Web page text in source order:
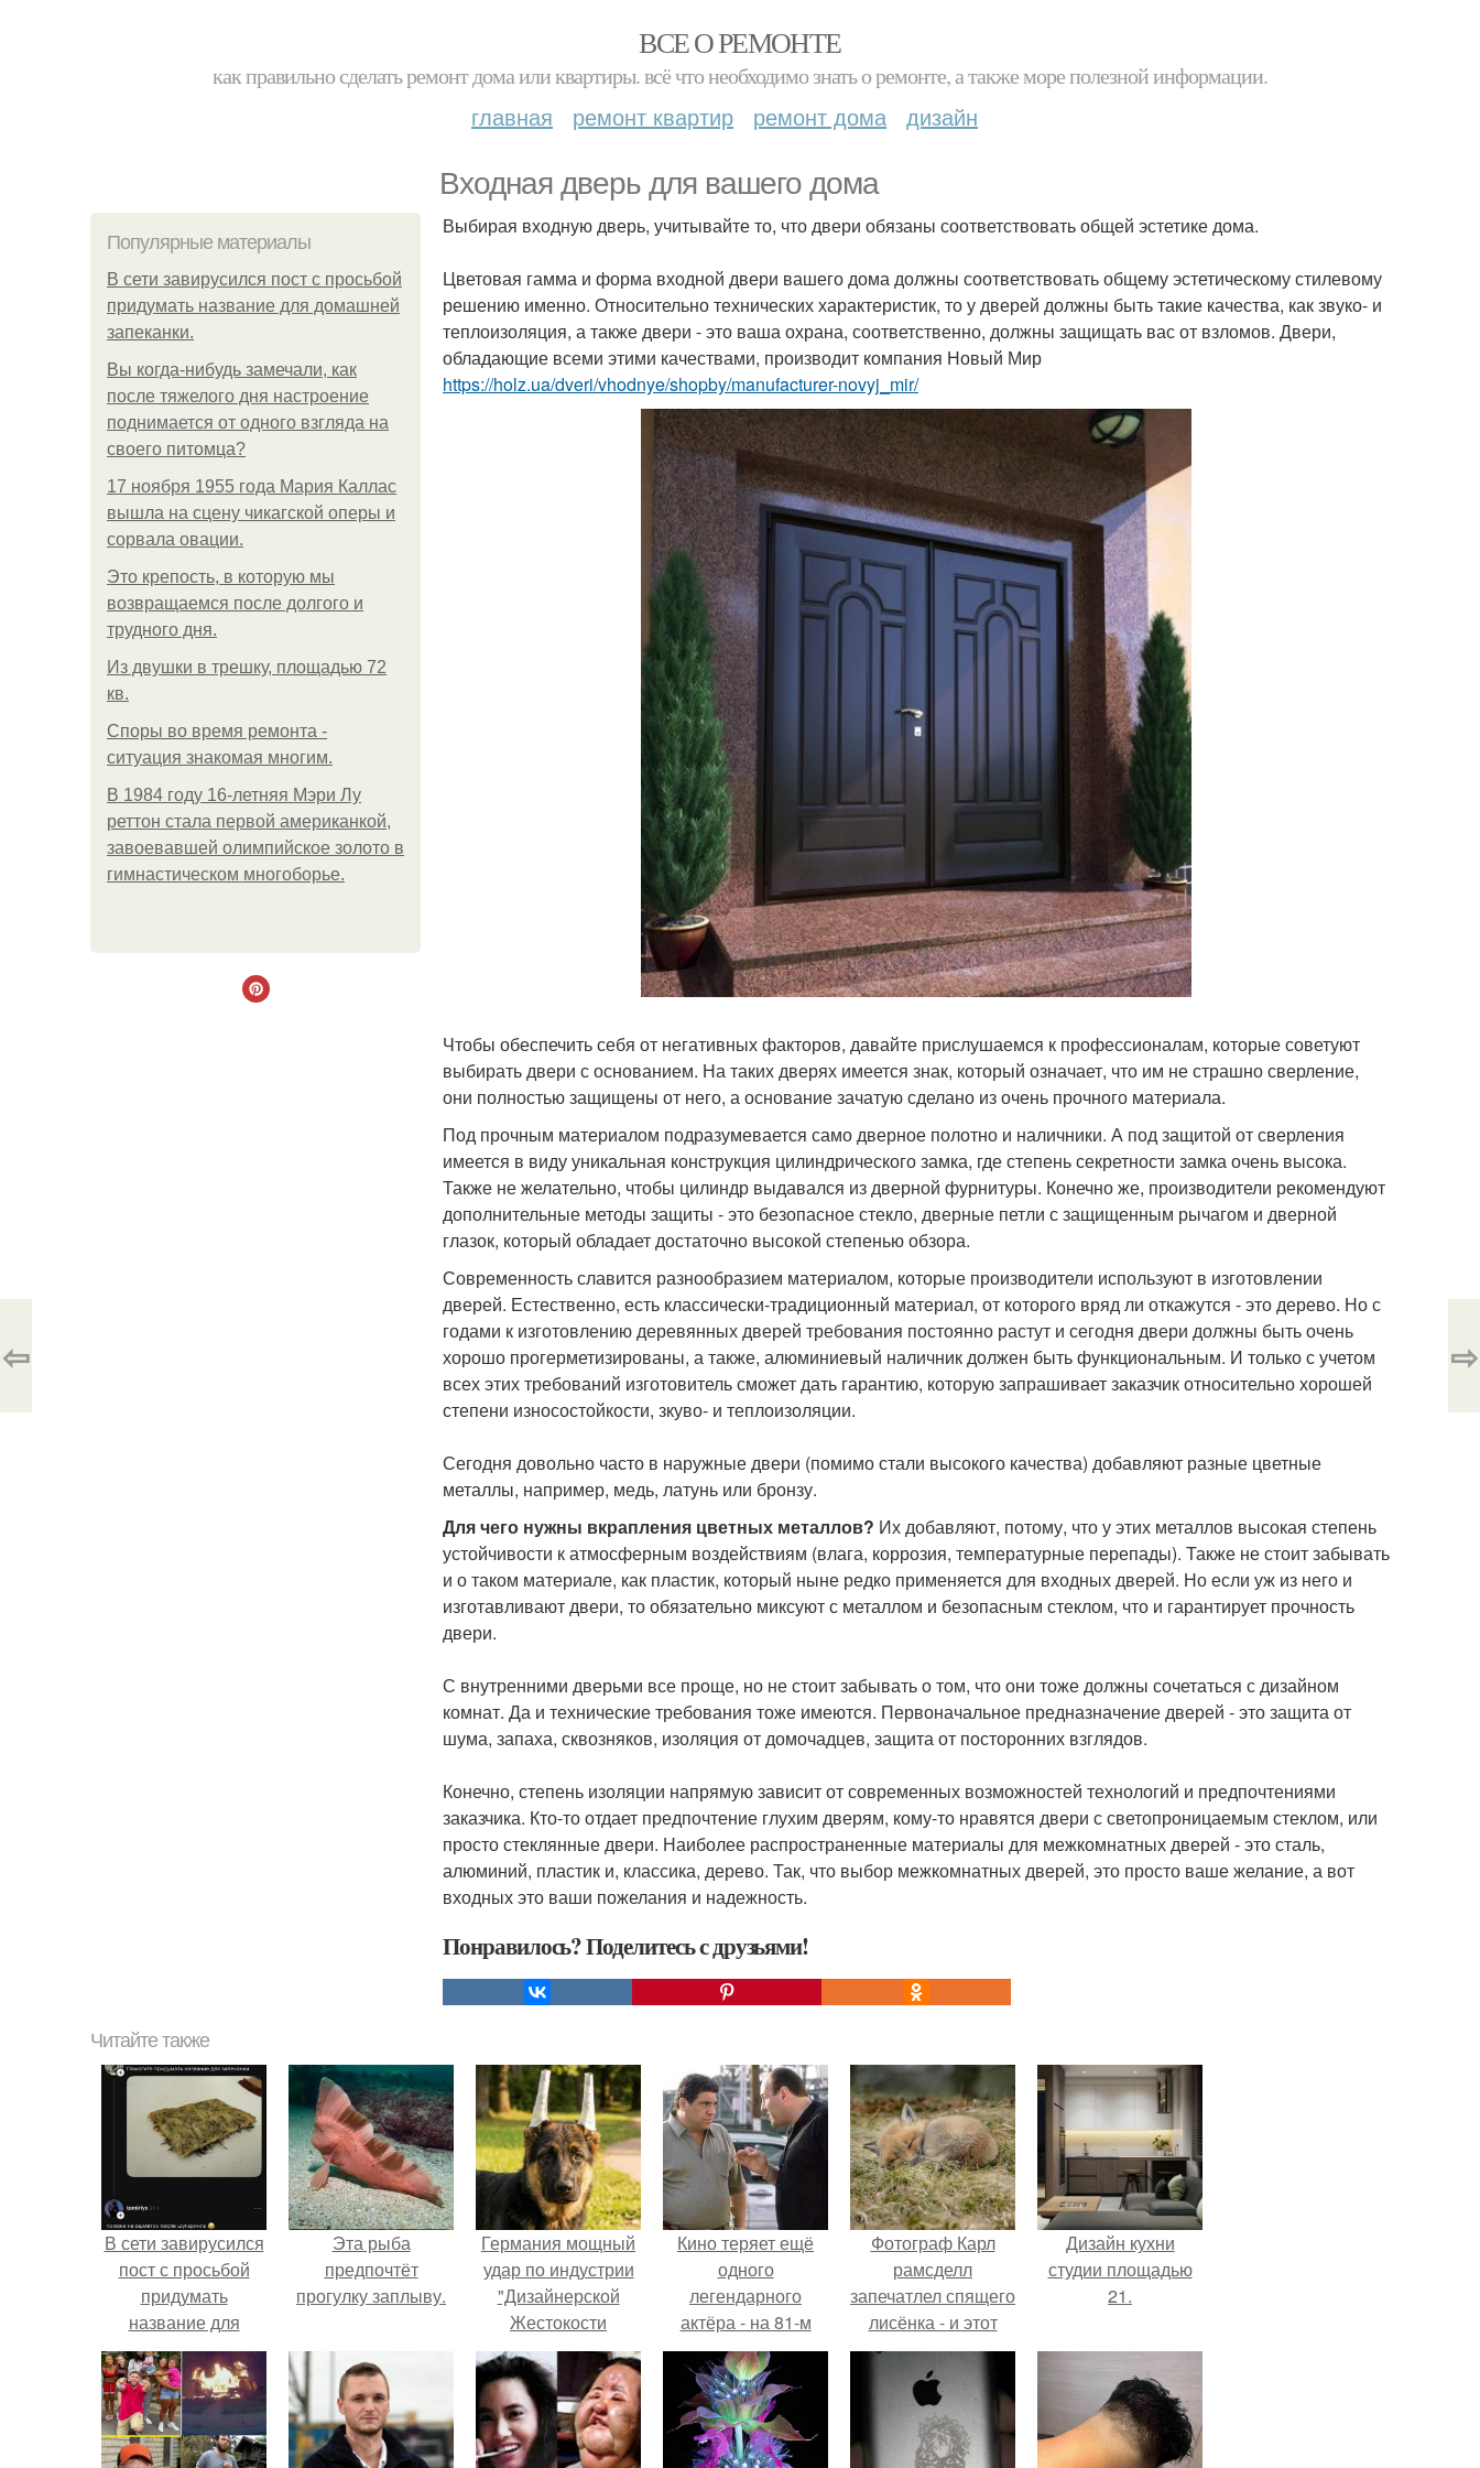
ВСЕ О РЕМОНТЕ
как правильно сделать ремонт дома или квартиры. всё что необходимо знать о ремонте, а также море полезной информации.
главная ремонт квартир ремонт дома дизайн
Входная дверь для вашего дома
Популярные материалы
В сети завирусился пост с просьбой
придумать название для домашней
запеканки.
Вы когда-нибудь замечали, как
после тяжелого дня настроение
поднимается от одного взгляда на
своего питомца?
17 ноября 1955 года Мария Каллас
вышла на сцену чикагской оперы и
сорвала овации.
Это крепость, в которую мы
возвращаемся после долгого и
трудного дня.
Из двушки в трешку, площадью 72
кв.
Споры во время ремонта -
ситуация знакомая многим.
В 1984 году 16-летняя Мэри Лу
реттон стала первой американкой,
завоевавшей олимпийское золото в
гимнастическом многоборье.
Выбирая входную дверь, учитывайте то, что двери обязаны соответствовать общей эстетике дома.
Цветовая гамма и форма входной двери вашего дома должны соответствовать общему эстетическому стилевому
решению именно. Относительно технических характеристик, то у дверей должны быть такие качества, как звуко- и
теплоизоляция, а также двери - это ваша охрана, соответственно, должны защищать вас от взломов. Двери,
обладающие всеми этими качествами, производит компания Новый Мир
https://holz.ua/dveri/vhodnye/shopby/manufacturer-novyj_mir/
Чтобы обеспечить себя от негативных факторов, давайте прислушаемся к профессионалам, которые советуют
выбирать двери с основанием. На таких дверях имеется знак, который означает, что им не страшно сверление,
они полностью защищены от него, а основание зачатую сделано из очень прочного материала.
Под прочным материалом подразумевается само дверное полотно и наличники. А под защитой от сверления
имеется в виду уникальная конструкция цилиндрического замка, где степень секретности замка очень высока.
Также не желательно, чтобы цилиндр выдавался из дверной фурнитуры. Конечно же, производители рекомендуют
дополнительные методы защиты - это безопасное стекло, дверные петли с защищенным рычагом и дверной
глазок, который обладает достаточно высокой степенью обзора.
Современность славится разнообразием материалом, которые производители используют в изготовлении
дверей. Естественно, есть классически-традиционный материал, от которого вряд ли откажутся - это дерево. Но с
годами к изготовлению деревянных дверей требования постоянно растут и сегодня двери должны быть очень
хорошо прогерметизированы, а также, алюминиевый наличник должен быть функциональным. И только с учетом
всех этих требований изготовитель сможет дать гарантию, которую запрашивает заказчик относительно хорошей
степени износостойкости, зкуво- и теплоизоляции.
Сегодня довольно часто в наружные двери (помимо стали высокого качества) добавляют разные цветные
металлы, например, медь, латунь или бронзу.
Для чего нужны вкрапления цветных металлов? Их добавляют, потому, что у этих металлов высокая степень
устойчивости к атмосферным воздействиям (влага, коррозия, температурные перепады). Также не стоит забывать
и о таком материале, как пластик, который ныне редко применяется для входных дверей. Но если уж из него и
изготавливают двери, то обязательно миксуют с металлом и безопасным стеклом, что и гарантирует прочность
двери.
С внутренними дверьми все проще, но не стоит забывать о том, что они тоже должны сочетаться с дизайном
комнат. Да и технические требования тоже имеются. Первоначальное предназначение дверей - это защита от
шума, запаха, сквозняков, изоляция от домочадцев, защита от посторонних взглядов.
Конечно, степень изоляции напрямую зависит от современных возможностей технологий и предпочтениями
заказчика. Кто-то отдает предпочтение глухим дверям, кому-то нравятся двери с светопроницаемым стеклом, или
просто стеклянные двери. Наиболее распространенные материалы для межкомнатных дверей - это сталь,
алюминий, пластик и, классика, дерево. Так, что выбор межкомнатных дверей, это просто ваше желание, а вот
входных это ваши пожелания и надежность.
Понравилось? Поделитесь с друзьями!
⇦ ⇨
Читайте также
В сети завирусился
пост с просьбой
придумать
название для
домашней
запеканки.
Эта рыба
предпочтёт
прогулку заплыву.
Германия мощный
удар по индустрии
"Дизайнерской
Жестокости
нанесла".
Кино теряет ещё
одного
легендарного
актёра - на 81-м
году жизни не стало
Винсента пасторе.
Фотограф Карл
рамсделл
запечатлел спящего
лисёнка - и этот
кадр способен
растопить даже
самое суровое
сердце.
Дизайн кухни
студии площадью
21.